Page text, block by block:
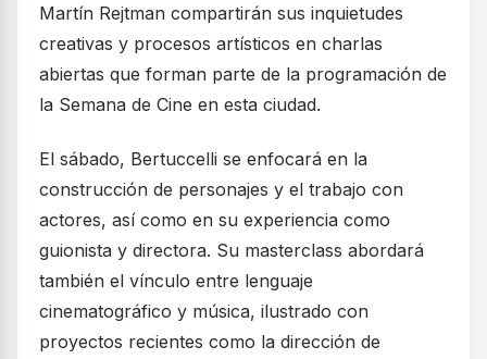
Martín Rejtman compartirán sus inquietudes
creativas y procesos artísticos en charlas
abiertas que forman parte de la programación de
la Semana de Cine en esta ciudad.
El sábado, Bertuccelli se enfocará en la
construcción de personajes y el trabajo con
actores, así como en su experiencia como
guionista y directora. Su masterclass abordará
también el vínculo entre lenguaje
cinematográfico y música, ilustrado con
proyectos recientes como la dirección de